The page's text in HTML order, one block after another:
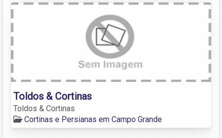
Toldos & Cortinas
Toldos & Cortinas
Cortinas e Persianas em Campo Grande